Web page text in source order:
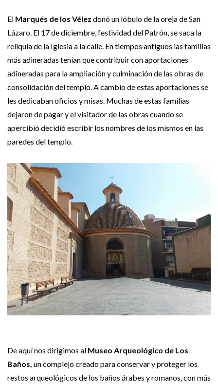
El Marqués de los Vélez donó un lóbulo de la oreja de San
Lázaro. El 17 de diciembre, festividad del Patrón, se saca la
reliquia de la Iglesia a la calle. En tiempos antiguos las familias
más adineradas tenían que contribuir con aportaciones
adineradas para la ampliación y culminación de las obras de
consolidación del templo. A cambio de estas aportaciones se
les dedicaban oficios y misas. Muchas de estas familias
dejaron de pagar y el visitador de las obras cuando se
apercibió decidió escribir los nombres de los mismos en las
paredes del templo.
De aquí nos dirigimos al Museo Arqueológico de Los
Baños, un complejo creado para conservar y proteger los
restos arqueológicos de los baños árabes y romanos, con más